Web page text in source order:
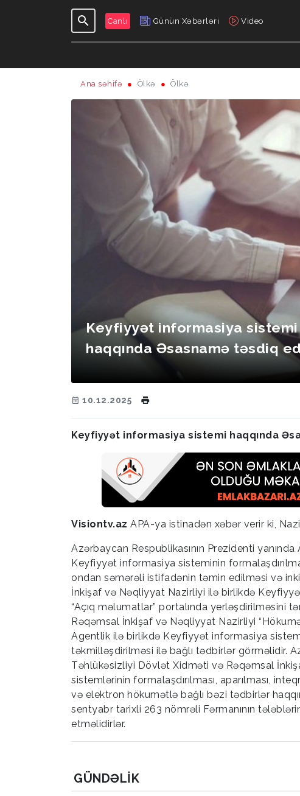
Canlı Günün Xəbərləri Video
GÜNDƏLIK
Ana səhifə Ölkə Ölkə
Keyfiyyət informasiya sistemi
haqqında Əsasnamə təsdiq
10.12.2025
Keyfiyyət informasiya sistemi haqqında
Visiontv.az APA-ya istinadən xəbər verir ki,
Azərbaycan Respublikasının Prezidenti
Keyfiyyət informasiya sisteminin
ondan səmərəli istifadənin təmin edilməsi və
İnkişaf və Nəqliyyat Nazirliyi ilə birlikdə
“Açıq məlumatlar” portalında yerləşdirilməsini
Rəqəmsal İnkişaf və Nəqliyyat Nazirliyi
Agentlik ilə birlikdə Keyfiyyət informasiya
təkmilləşdirilməsi ilə bağlı tədbirlər görməlidir.
Təhlükəsizliyi Dövlət Xidməti və Rəqəmsal
sistemlərinin formalaşdırılması, aparılması,
və elektron hökumətlə bağlı bəzi tədbirlər
sentyabr tarixli 263 nömrəli Fərmanının
etməlidirlər.
GÜNDƏLIK